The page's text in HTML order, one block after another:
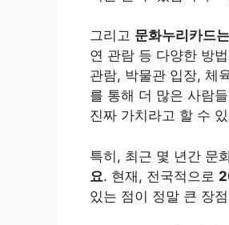
그리고 문화누리카드는
연 관람 등 다양한 방
관람, 박물관 입장, 체
를 통해 더 많은 사람
진짜 가치라고 할 수
특히, 최근 몇 년간 문
요. 현재, 전국적으로
있는 점이 정말 큰 장